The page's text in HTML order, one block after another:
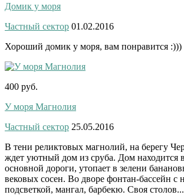
Домик у моря
Частный сектор 01.02.2016
Хороший домик у моря, вам понравится :)))
400 руб.
У моря Магнолия
Частный сектор 25.05.2016
В тени реликтовых магнолий, на берегу
ждет уютный дом из сруба. Дом находится
основной дороги, утопает в зелени
вековых сосен. Во дворе фонтан-бассейн с
подсветкой, мангал, барбекю. Своя столов...